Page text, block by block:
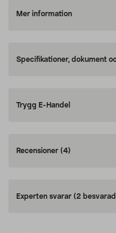
Mer information
Specifikationer, dokument
Trygg E-Handel
Recensioner (4)
Experten svarar (2